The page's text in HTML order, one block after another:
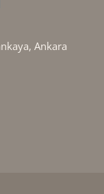
Ankara